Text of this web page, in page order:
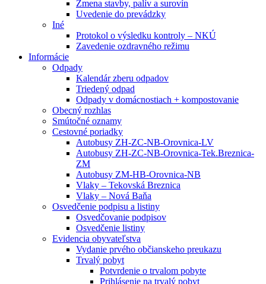
Zmena stavby, palív a surovín
Uvedenie do prevádzky
Iné
Protokol o výsledku kontroly – NKÚ
Zavedenie ozdravného režimu
Informácie
Odpady
Kalendár zberu odpadov
Triedený odpad
Odpady v domácnostiach + kompostovanie
Obecný rozhlas
Smútočné oznamy
Cestovné poriadky
Autobusy ZH-ZC-NB-Orovnica-LV
Autobusy ZH-ZC-NB-Orovnica-Tek.Breznica-
ZM
Autobusy ZM-HB-Orovnica-NB
Vlaky – Tekovská Breznica
Vlaky – Nová Baňa
Osvedčenie podpisu a listiny
Osvedčovanie podpisov
Osvedčenie listiny
Evidencia obyvateľstva
Vydanie prvého občianskeho preukazu
Trvalý pobyt
Potvrdenie o trvalom pobyte
Prihlásenie na trvalý pobyt